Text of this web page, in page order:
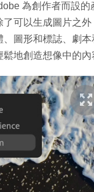
為創作者而設的
可以生成圖片之
圖形和標誌、劇
地創造想像中的內